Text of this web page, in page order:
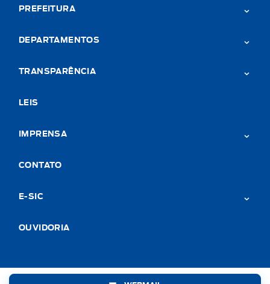
PREFEITURA
DEPARTAMENTOS
TRANSPARÊNCIA
LEIS
IMPRENSA
CONTATO
E-SIC
OUVIDORIA